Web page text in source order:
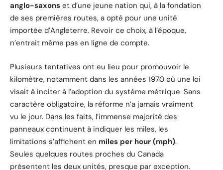
anglo-saxons et d’une jeune nation qui, à la fondation
de ses premières routes, a opté pour une unité
importée d’Angleterre. Revoir ce choix, à l’époque,
n’entrait même pas en ligne de compte.
Plusieurs tentatives ont eu lieu pour promouvoir le
kilomètre, notamment dans les années 1970 où une loi
visait à inciter à l’adoption du système métrique. Sans
caractère obligatoire, la réforme n’a jamais vraiment
vu le jour. Dans les faits, l’immense majorité des
panneaux continuent à indiquer les miles, les
limitations s’affichent en miles per hour (mph).
Seules quelques routes proches du Canada
présentent les deux unités, presque par exception.